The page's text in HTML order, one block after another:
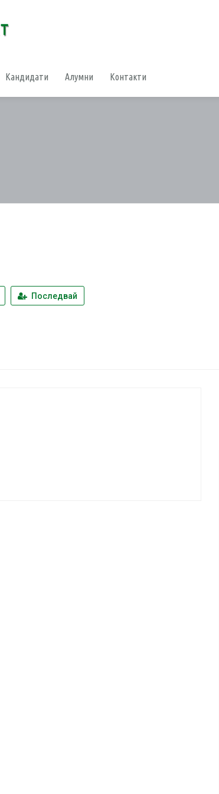
Кандидати Алумни Контакти
Последвай